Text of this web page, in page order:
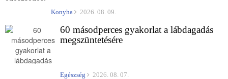
Konyha 2026. 08. 09.
60 másodperces gyakorlat a lábdagadás
megszüntetésére
Egészség 2026. 08. 07.